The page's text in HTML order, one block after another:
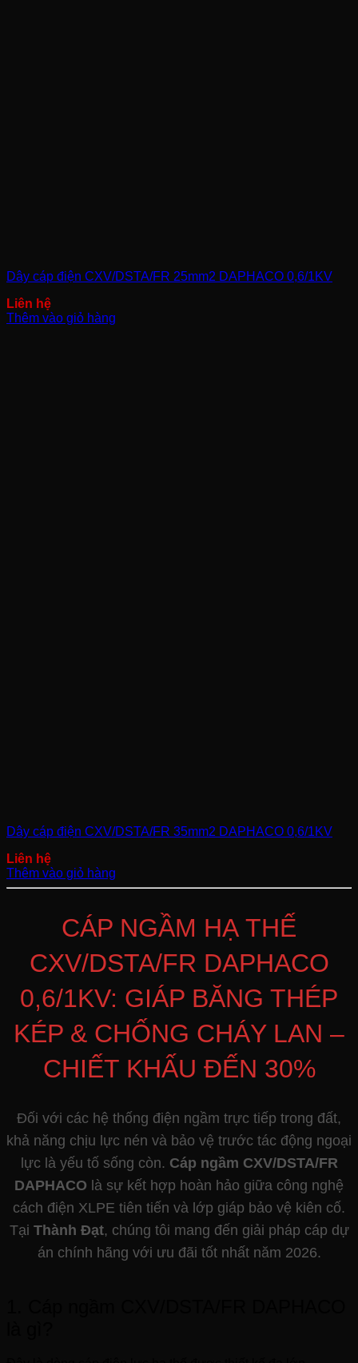
Dây cáp điện CXV/DSTA/FR 25mm2 DAPHACO 0,6/1KV
Thêm vào giỏ hàng
Dây cáp điện CXV/DSTA/FR 35mm2 DAPHACO 0,6/1KV
Thêm vào giỏ hàng
CÁP NGẦM HẠ THẾ
CXV/DSTA/FR DAPHACO
0,6/1KV: GIÁP BĂNG THÉP
KÉP & CHỐNG CHÁY LAN –
CHIẾT KHẤU ĐẾN 30%
Đối với các hệ thống điện ngầm trực tiếp trong đất,
khả năng chịu lực nén và bảo vệ trước tác động ngoại
lực là yếu tố sống còn. Cáp ngầm CXV/DSTA/FR
DAPHACO là sự kết hợp hoàn hảo giữa công nghệ
cách điện XLPE tiên tiến và lớp giáp bảo vệ kiên cố.
Tại Thành Đạt, chúng tôi mang đến giải pháp cáp dự
án chính hãng với ưu đãi tốt nhất năm 2026.